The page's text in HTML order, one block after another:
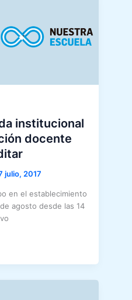
institucional
docente
julio, 2017
en el establecimiento
agosto desde las 14